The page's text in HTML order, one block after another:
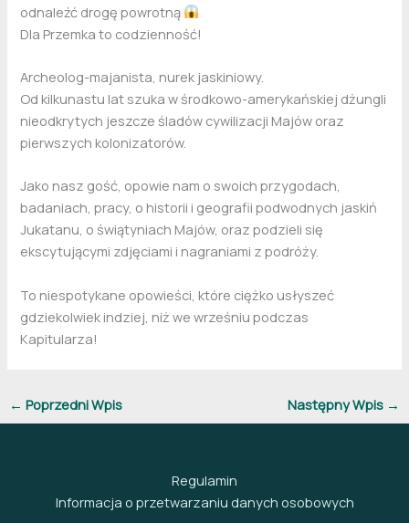
odnaleźć drogę powrotną
Dla Przemka to codzienność!
Archeolog-majanista, nurek jaskiniowy.
Od kilkunastu lat szuka w środkowo-amerykańskiej dżungli
nieodkrytych jeszcze śladów cywilizacji Majów oraz
pierwszych kolonizatorów.
Jako nasz gość, opowie nam o swoich przygodach,
badaniach, pracy, o historii i geografii podwodnych jaskiń
Jukatanu, o świątyniach Majów, oraz podzieli się
ekscytującymi zdjęciami i nagraniami z podróży.
To niespotykane opowieści, które ciężko usłyszeć
gdziekolwiek indziej, niż we wrześniu podczas
Kapitularza!
← Poprzedni Wpis Następny Wpis →
Regulamin
Informacja o przetwarzaniu danych osobowych